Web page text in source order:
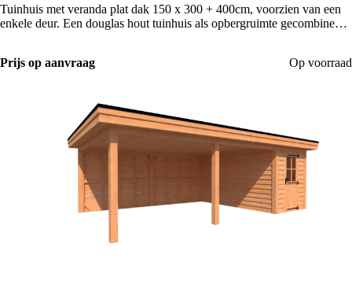
Tuinhuis met veranda plat dak 150 x 300 + 400cm, voorzien van een
enkele deur. Een douglas hout tuinhuis als opbergruimte gecombineerd
Prijs op aanvraag
Op voorraad